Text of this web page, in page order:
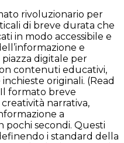
rivoluzionario per
di breve durata che
in modo accessibile e
e
digitale per
contenuti educativi,
originali. (Read
formato breve
narrativa,
a
secondi. Questi
i standard della